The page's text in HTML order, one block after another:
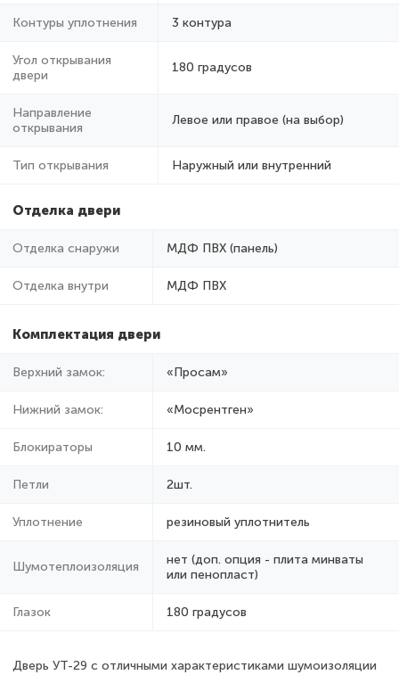
Контуры уплотнения 3 контура
Угол открывания
двери
180 градусов
Направление
открывания
Левое или правое (на выбор)
Тип открывания Наружный или внутренний
Отделка двери
Отделка снаружи МДФ ПВХ (панель)
Отделка внутри МДФ ПВХ
Комплектация двери
Верхний замок: «Просам»
Нижний замок: «Мосрентген»
Блокираторы 10 мм.
Петли 2шт.
Уплотнение резиновый уплотнитель
Шумотеплоизоляция
нет (доп. опция - плита минваты
или пенопласт)
Глазок 180 градусов
Дверь УТ-29 с отличными характеристиками шумоизоляции